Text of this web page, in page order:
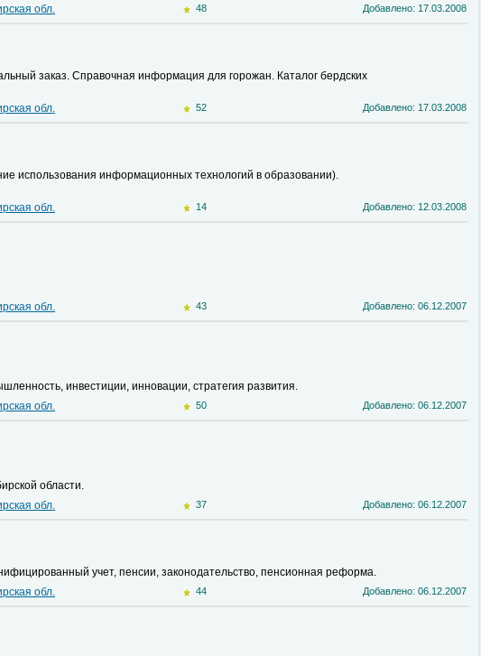
обл. 48 Добавлено: 17.03.2008
заказ. Справочная информация для горожан. Каталог бердских
обл. 52 Добавлено: 17.03.2008
использования информационных технологий в образовании).
обл. 14 Добавлено: 12.03.2008
обл. 43 Добавлено: 06.12.2007
инвестиции, инновации, стратегия развития.
обл. 50 Добавлено: 06.12.2007
области.
обл. 37 Добавлено: 06.12.2007
учет, пенсии, законодательство, пенсионная реформа.
обл. 44 Добавлено: 06.12.2007